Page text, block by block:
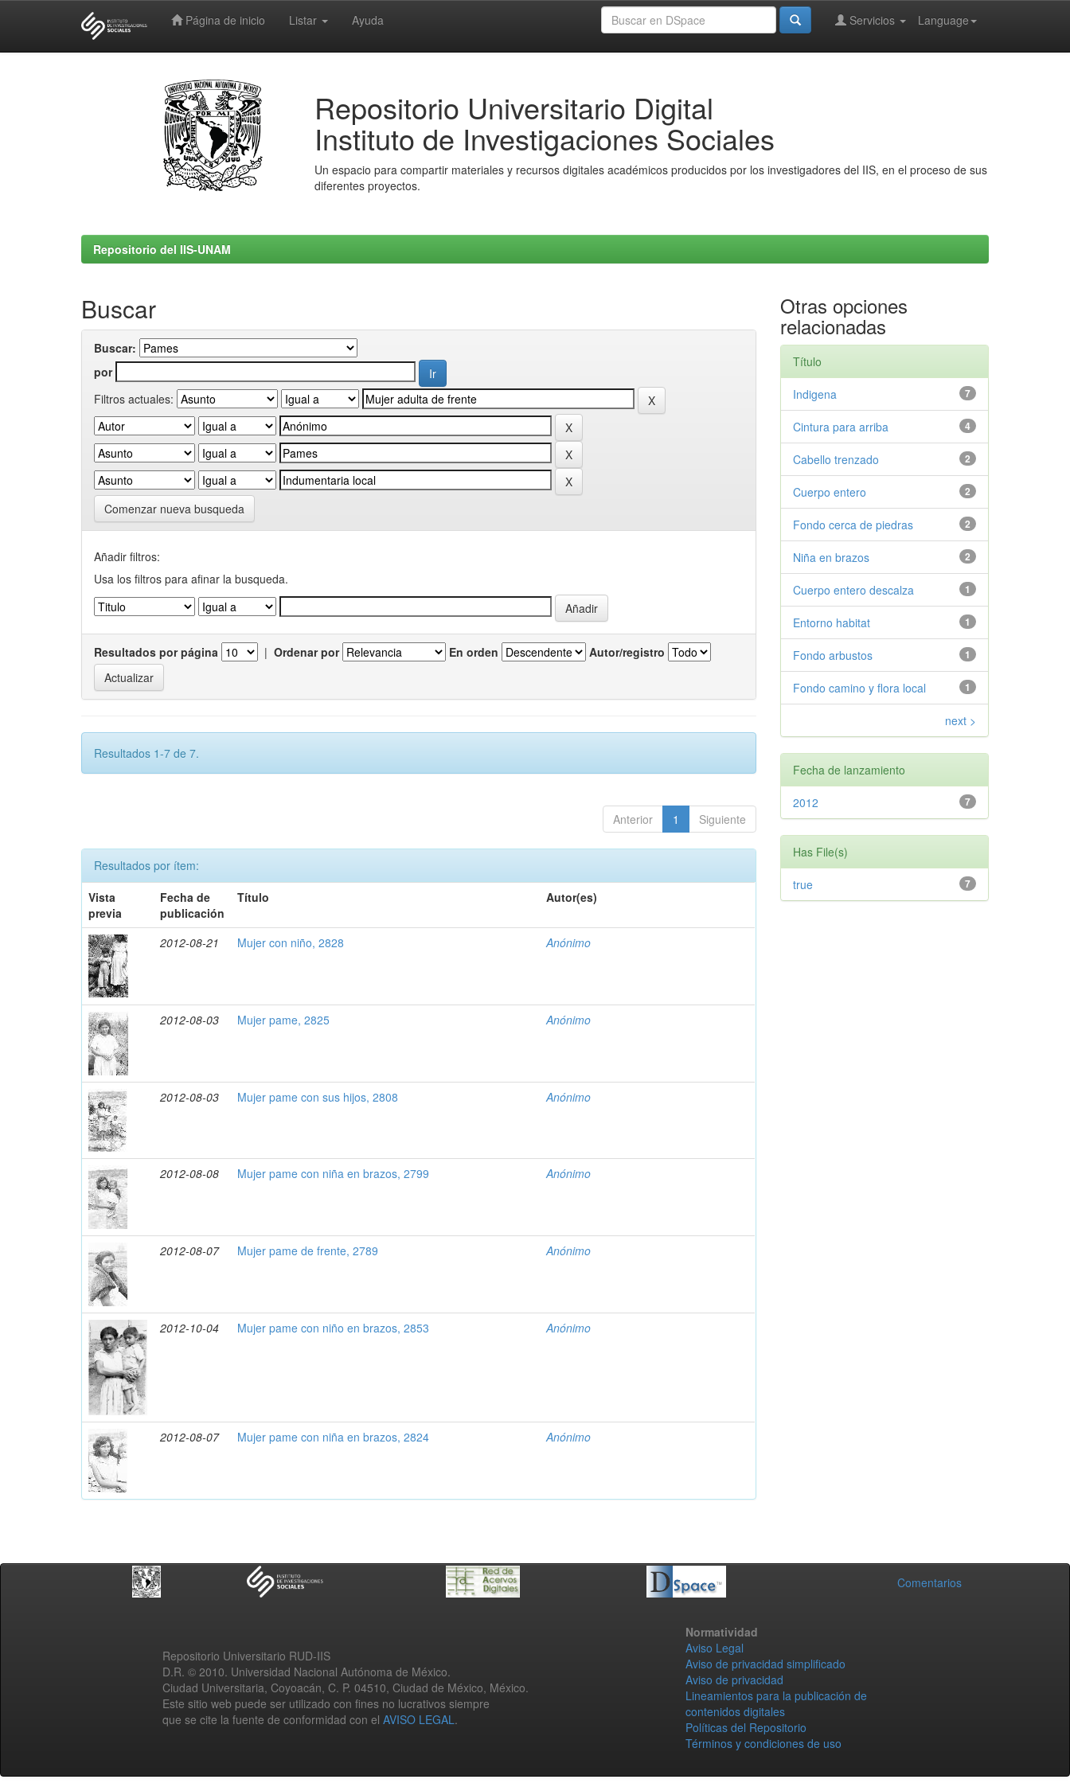
Página de inicio Listar Ayuda Language
Servicios
Repositorio Universitario Digital
Instituto de Investigaciones Sociales
Un espacio para compartir materiales y recursos digitales académicos producidos por los investigadores del IIS, en el proceso de sus
diferentes proyectos.
Repositorio del IIS-UNAM
Buscar
Buscar:
por
Filtros actuales:
Comenzar nueva busqueda
Añadir filtros:
Usa los filtros para afinar la busqueda.
Resultados por página | Ordenar por En orden Autor/registro
Resultados 1-7 de 7.
Anterior 1 Siguiente
Resultados por ítem:
Vista
previa
Fecha de
publicación
Título Autor(es)
2012-08-21 Mujer con niño, 2828 Anónimo
2012-08-03 Mujer pame, 2825 Anónimo
2012-08-03 Mujer pame con sus hijos, 2808 Anónimo
2012-08-08 Mujer pame con niña en brazos, 2799 Anónimo
2012-08-07 Mujer pame de frente, 2789 Anónimo
2012-10-04 Mujer pame con niño en brazos, 2853 Anónimo
2012-08-07 Mujer pame con niña en brazos, 2824 Anónimo
Otras opciones
relacionadas
Título
7
Indigena
4
Cintura para arriba
2
Cabello trenzado
2
Cuerpo entero
2
Fondo cerca de piedras
2
Niña en brazos
1
Cuerpo entero descalza
1
Entorno habitat
1
Fondo arbustos
1
Fondo camino y flora local
next >
Fecha de lanzamiento
7
2012
Has File(s)
7
true
Comentarios
Repositorio Universitario RUD-IIS
D.R. © 2010. Universidad Nacional Autónoma de México.
Ciudad Universitaria, Coyoacán, C. P. 04510, Ciudad de México, México.
Este sitio web puede ser utilizado con fines no lucrativos siempre
que se cite la fuente de conformidad con el AVISO LEGAL.
Normatividad
Aviso Legal
Aviso de privacidad simplificado
Aviso de privacidad
Lineamientos para la publicación de
contenidos digitales
Políticas del Repositorio
Términos y condiciones de uso